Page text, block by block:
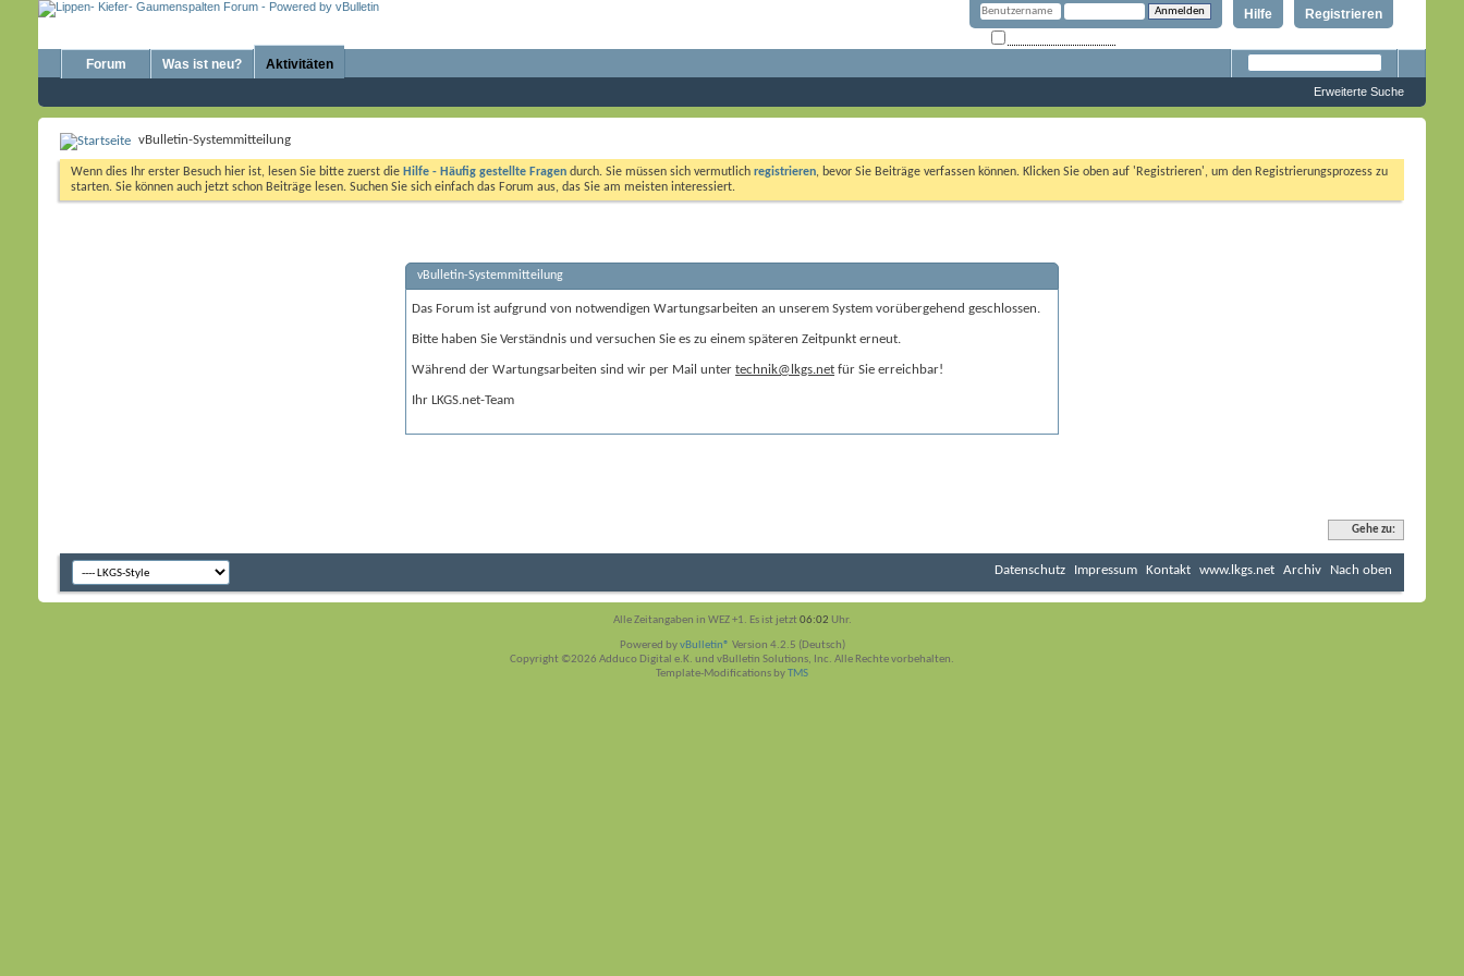
Registrieren
Hilfe
Forum Was ist neu? Aktivitäten
Erweiterte Suche
vBulletin-Systemmitteilung
Wenn dies Ihr erster Besuch hier ist, lesen Sie bitte zuerst die Hilfe - Häufig gestellte Fragen durch. Sie müssen sich vermutlich registrieren, bevor Sie Beiträge verfassen können. Klicken Sie oben auf 'Registrieren', um den Registrierungsprozess zu
starten. Sie können auch jetzt schon Beiträge lesen. Suchen Sie sich einfach das Forum aus, das Sie am meisten interessiert.
vBulletin-Systemmitteilung
Das Forum ist aufgrund von notwendigen Wartungsarbeiten an unserem System vorübergehend geschlossen.
Bitte haben Sie Verständnis und versuchen Sie es zu einem späteren Zeitpunkt erneut.
Während der Wartungsarbeiten sind wir per Mail unter technik@lkgs.net für Sie erreichbar!
Ihr LKGS.net-Team
Gehe zu:
Datenschutz Impressum Kontakt www.lkgs.net Archiv Nach oben
Alle Zeitangaben in WEZ +1. Es ist jetzt06:02 Uhr.
Powered byvBulletin® Version 4.2.5 (Deutsch)
Copyright ©2026 Adduco Digital e.K. und vBulletin Solutions, Inc. Alle Rechte vorbehalten.
Template-Modifications byTMS